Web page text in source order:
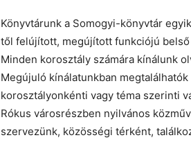
Könyvtárunk a Somogyi-könyvtár
től felújított, megújított funkciójú
Minden korosztály számára kínálunk
Megújuló kínálatunkban
korosztályonkénti vagy téma szerinti
Rókus városrészben nyilvános
szervezünk, közösségi térként,